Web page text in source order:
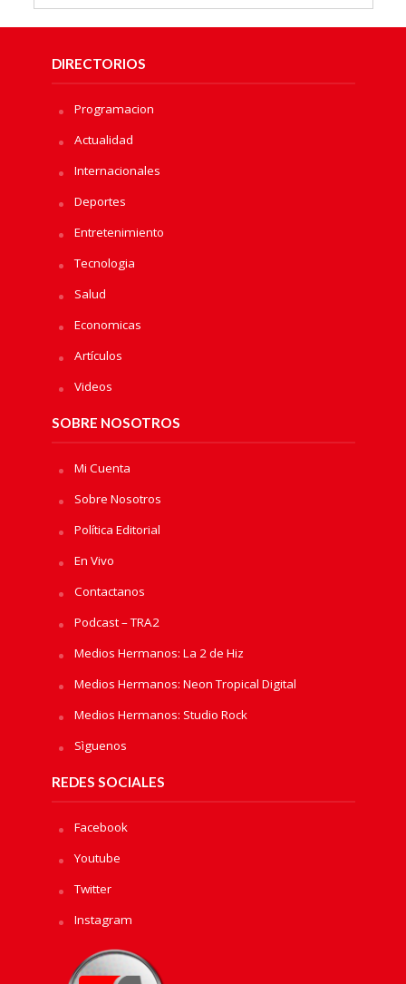
DIRECTORIOS
Programacion
Actualidad
Internacionales
Deportes
Entretenimiento
Tecnologia
Salud
Economicas
Artículos
Videos
SOBRE NOSOTROS
Mi Cuenta
Sobre Nosotros
Política Editorial
En Vivo
Contactanos
Podcast – TRA2
Medios Hermanos: La 2 de Hiz
Medios Hermanos: Neon Tropical Digital
Medios Hermanos: Studio Rock
Sìguenos
REDES SOCIALES
Facebook
Youtube
Twitter
Instagram